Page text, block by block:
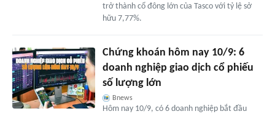
trở thành cổ đông lớn của Tasco với tỷ lệ sở
hữu 7,77%.
Chứng khoán hôm nay 10/9: 6
doanh nghiệp giao dịch cổ phiếu
số lượng lớn
Bnews
Hôm nay 10/9, có 6 doanh nghiệp bắt đầu